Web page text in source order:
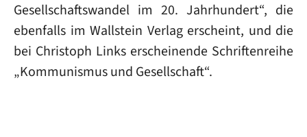
Gesellschaftswandel im 20. Jahrhundert“, die
ebenfalls im Wallstein Verlag erscheint, und die
bei Christoph Links erscheinende Schriftenreihe
„Kommunismus und Gesellschaft“.